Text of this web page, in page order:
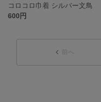
コロコロ巾着 シルバー文鳥
600円
前へ